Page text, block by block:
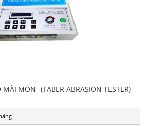
MÒN -(TABER ABRASION TESTER)